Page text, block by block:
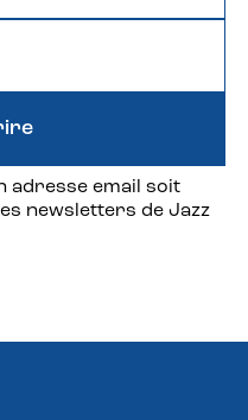
adresse email soit
newsletters de Jazz